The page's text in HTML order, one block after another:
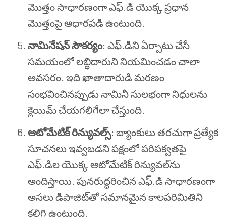
మొత్తం సాధారణంగా ఎఫ్.డి యొక్క ప్రధాన
మొత్తంపై ఆధారపడి ఉంటుంది.
నామినేషన్ సౌకర్యం: ఎఫ్.డిని ఏర్పాటు చేసే
సమయంలో లబ్ధిదారుని నియమించడం చాలా
అవసరం. ఇది ఖాతాదారుడి మరణం
సంభవించినప్పుడు నామినీ సులభంగా నిధులను
క్లెయిమ్ చేయగలిగేలా చేస్తుంది.
ఆటోమేటిక్ రిన్యువల్స్: బ్యాంకులు తరచుగా ప్రత్యేక
సూచనలు ఇవ్వబడని పక్షంలో పరిపక్వతపై
ఎఫ్.డిల యొక్క ఆటోమేటిక్ రిన్యువల్‌ను
అందిస్తాయి. పునరుద్ధరించిన ఎఫ్.డి సాధారణంగా
అసలు డిపాజిట్‌తో సమానమైన కాలపరిమితిని
కలిగి ఉంటుంది.